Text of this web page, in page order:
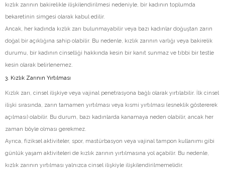
kızlık zarının bakirelikle ilişkilendirilmesi nedeniyle, bir kadının toplumda
bekaretinin simgesi olarak kabul edilir.
Ancak, her kadında kızlık zarı bulunmayabilir veya bazı kadınlar doğuştan zarın
doğal bir açıklığına sahip olabilir. Bu nedenle, kızlık zarının varlığı veya bakirelik
durumu, bir kadının cinselliği hakkında kesin bir kanıt sunmaz ve tıbbi bir testle
kesin olarak belirlenemez.
3. Kızlık Zarının Yırtılması
Kızlık zarı, cinsel ilişkiye veya vajinal penetrasyona bağlı olarak yırtılabilir. İlk cinsel
ilişki sırasında, zarın tamamen yırtılması veya kısmi yırtılması (esneklik göstererek
açılması) olabilir. Bu durum, bazı kadınlarda kanamaya neden olabilir, ancak her
zaman böyle olması gerekmez.
Ayrıca, fiziksel aktiviteler, spor, mastürbasyon veya vajinal tampon kullanımı gibi
günlük yaşam aktiviteleri de kızlık zarının yırtılmasına yol açabilir. Bu nedenle,
kızlık zarının yırtılması yalnızca cinsel ilişkiyle ilişkilendirilmemelidir.